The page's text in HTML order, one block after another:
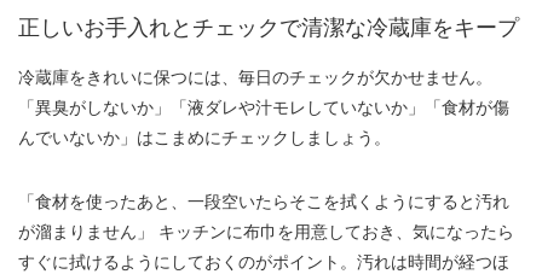
正しいお手入れとチェックで清潔な冷蔵庫をキープ
冷蔵庫をきれいに保つには、毎日のチェックが欠かせません。
「異臭がしないか」「液ダレや汁モレしていないか」「食材が傷
んでいないか」はこまめにチェックしましょう。
「食材を使ったあと、一段空いたらそこを拭くようにすると汚れ
が溜まりません」 キッチンに布巾を用意しておき、気になったら
すぐに拭けるようにしておくのがポイント。汚れは時間が経つほ